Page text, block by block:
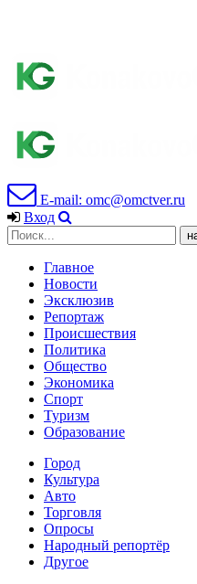
E-mail: omc@omctver.ru
Вход
Главное
Новости
Эксклюзив
Репортаж
Происшествия
Политика
Общество
Экономика
Спорт
Туризм
Образование
Город
Культура
Авто
Торговля
Опросы
Народный репортёр
Другое